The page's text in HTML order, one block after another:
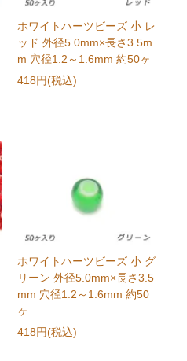
ホワイトハーツビーズ 小 レ
ッド 外径5.0mm×長さ3.5m
m 穴径1.2～1.6mm 約50ヶ
418円(税込)
ホワイトハーツビーズ 小 グ
リーン 外径5.0mm×長さ3.5
mm 穴径1.2～1.6mm 約50
ヶ
418円(税込)